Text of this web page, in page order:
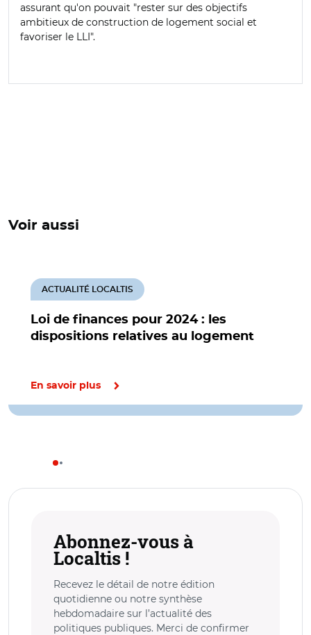
assurant qu'on pouvait "rester sur des objectifs
ambitieux de construction de logement social et
favoriser le LLI".
Voir aussi
Loi de finances pour 2024 : les
dispositions relatives au logement
ACTUALITÉ LOCALTIS
En savoir plus
Abonnez-vous à
Localtis !
Recevez le détail de notre édition
quotidienne ou notre synthèse
hebdomadaire sur l’actualité des
politiques publiques. Merci de confirmer